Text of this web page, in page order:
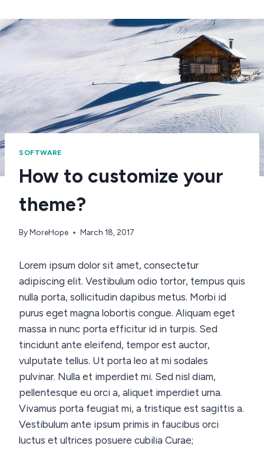
SOFTWARE
How to customize your
theme?
ByMoreHope March 18, 2017
Lorem ipsum dolor sit amet, consectetur
adipiscing elit. Vestibulum odio tortor, tempus quis
nulla porta, sollicitudin dapibus metus. Morbi id
purus eget magna lobortis congue. Aliquam eget
massa in nunc porta efficitur id in turpis. Sed
tincidunt ante eleifend, tempor est auctor,
vulputate tellus. Ut porta leo at mi sodales
pulvinar. Nulla et imperdiet mi. Sed nisl diam,
pellentesque eu orci a, aliquet imperdiet urna.
Vivamus porta feugiat mi, a tristique est sagittis a.
Vestibulum ante ipsum primis in faucibus orci
luctus et ultrices posuere cubilia Curae;